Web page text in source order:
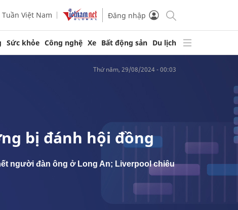
Tuần Việt Nam Đăng nhập
Sức khỏe Công nghệ Xe Bất động sản Du lịch
thứ năm, 29/08/2024 - 00:03
bị đánh hội đồng
người đàn ông ở Long An; Liverpool chiêu